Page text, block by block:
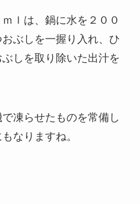
ｌは、鍋に水を２００
ぶしを一握り入れ、ひ
しを取り除いた出汁を
凍らせたものを常備し
なりますね。